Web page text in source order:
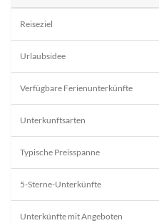
Reiseziel
Urlaubsidee
Verfügbare Ferienunterkünfte
Unterkunftsarten
Typische Preisspanne
5-Sterne-Unterkünfte
Unterkünfte mit Angeboten